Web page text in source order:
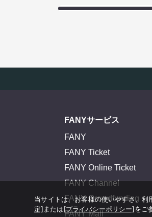
FANYサービス
FANY
FANY Ticket
FANY Online Ticket
FANY Channel
FANY Crowdfunding
FANY Mall
当サイトは、お客様の使いやすさ、
定] または[プライバシーポリシー]をご